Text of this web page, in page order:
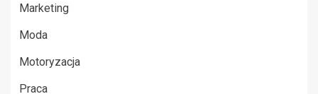
Marketing
Moda
Motoryzacja
Praca